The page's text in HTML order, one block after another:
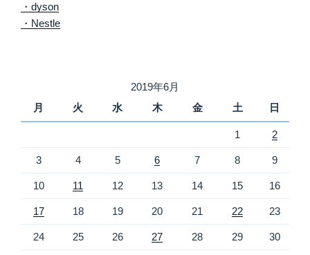
・dyson
・Nestle
2019年6月
月
火 水 木 金 土 日
1 2
3 4 5 6 7 8 9
10 11 12 13 14 15 16
17 18 19 20 21 22 23
24 25 26 27 28 29 30